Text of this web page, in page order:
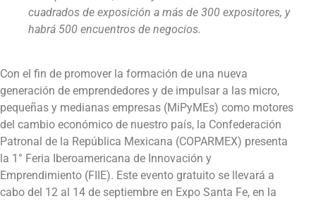
cuadrados de exposición a más de 300 expositores, y
habrá 500 encuentros de negocios.
Con el fin de promover la formación de una nueva
generación de emprendedores y de impulsar a las micro,
pequeñas y medianas empresas (MiPyMEs) como motores
del cambio económico de nuestro país, la Confederación
Patronal de la República Mexicana (COPARMEX) presenta
la 1° Feria Iberoamericana de Innovación y
Emprendimiento (FIIE). Este evento gratuito se llevará a
cabo del 12 al 14 de septiembre en Expo Santa Fe, en la